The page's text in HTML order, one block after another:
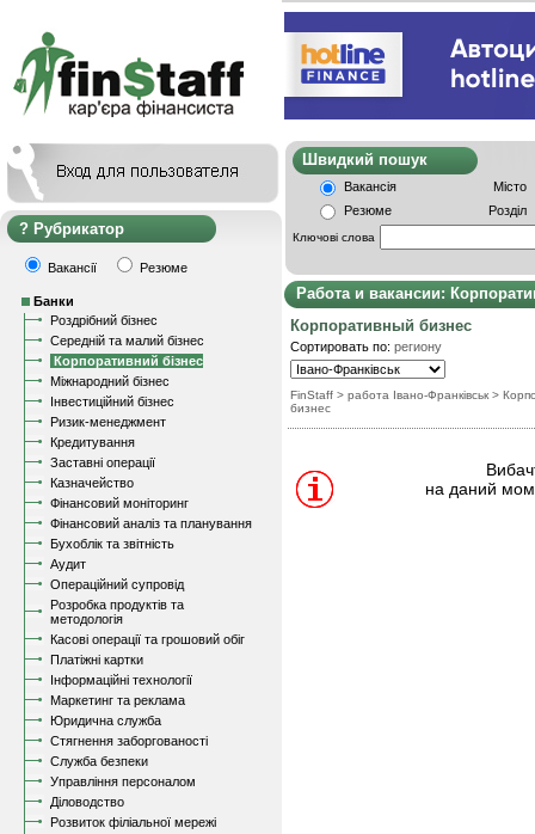
Рубрикатор
Вакансії Резюме
Банки
Роздрібний бізнес
Середній та малий бізнес
Корпоративний бізнес
Міжнародний бізнес
Інвестиційний бізнес
Ризик-менеджмент
Кредитування
Заставні операції
Казначейство
Фінансовий моніторинг
Фінансовий аналіз та планування
Бухоблік та звітність
Аудит
Операційний супровід
Розробка продуктів та
методологія
Касові операції та грошовий обіг
Платіжні картки
Інформаційні технології
Маркетинг та реклама
Юридична служба
Стягнення заборгованості
Служба безпеки
Управління персоналом
Діловодство
Розвиток філіальної мережі
Швидкий
Вакансія
Місто
Резюме
Розділ
Ключові слова
Работа и вакансии:
Корпоративный бизнес
Сортировать по: региону
FinStaff > работа Івано-Франківськ >
бизнес
на даний